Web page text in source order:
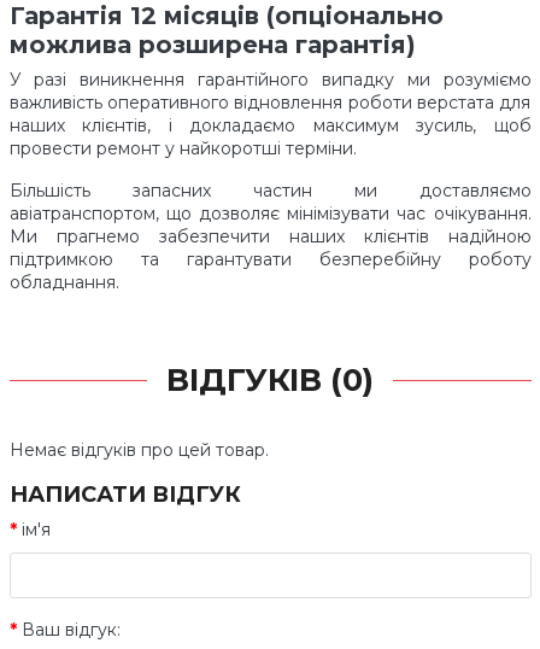
Гарантія 12 місяців (опціонально
можлива розширена гарантія)
У разі виникнення гарантійного випадку ми розуміємо
важливість оперативного відновлення роботи верстата для
наших клієнтів, і докладаємо максимум зусиль, щоб
провести ремонт у найкоротші терміни.
Більшість запасних частин ми доставляємо
авіатранспортом, що дозволяє мінімізувати час очікування.
Ми прагнемо забезпечити наших клієнтів надійною
підтримкою та гарантувати безперебійну роботу
обладнання.
ВІДГУКІВ (0)
Немає відгуків про цей товар.
НАПИСАТИ ВІДГУК
ім'я
Ваш відгук: